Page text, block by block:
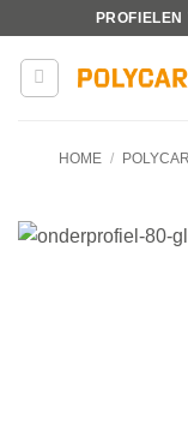
inhoud
PROFIELEN
HOME /